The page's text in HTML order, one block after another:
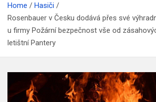
Home
Hasiči
Rosenbauer v Česku dodává přes své
u firmy Požární bezpečnost vše od
letištní Pantery